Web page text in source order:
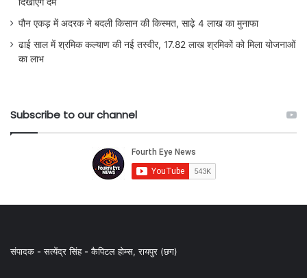
पौन एकड़ में अदरक ने बदली किसान की किस्मत, साढ़े 4 लाख का मुनाफा
ढाई साल में श्रमिक कल्याण की नई तस्वीर, 17.82 लाख श्रमिकों को मिला योजनाओं
का लाभ
Subscribe to our channel
संपादक - सत्येंद्र सिंह - कैपिटल होम्स, रायपुर (छग)